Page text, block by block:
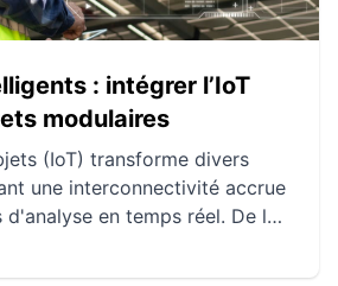
: intégrer l’IoT
modulaires
(IoT) transforme divers
une interconnectivité accrue
en temps réel. De la
l'efficacité et la prise de